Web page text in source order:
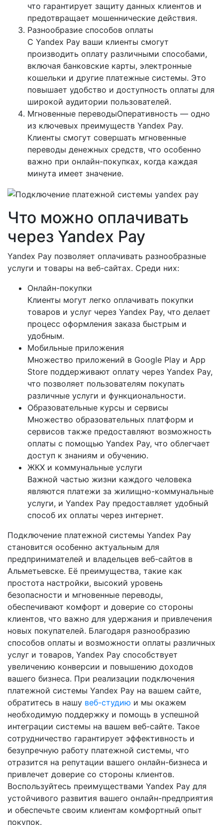
что гарантирует защиту данных клиентов и
предотвращает мошеннические действия.
Разнообразие способов оплаты
С Yandex Pay ваши клиенты смогут
производить оплату различными способами,
включая банковские карты, электронные
кошельки и другие платежные системы. Это
повышает удобство и доступность оплаты для
широкой аудитории пользователей.
Мгновенные переводыОперативность — одно
из ключевых преимуществ Yandex Pay.
Клиенты смогут совершать мгновенные
переводы денежных средств, что особенно
важно при онлайн-покупках, когда каждая
минута имеет значение.
Что можно оплачивать
через Yandex Pay
Yandex Pay позволяет оплачивать разнообразные
услуги и товары на веб-сайтах. Среди них:
Онлайн-покупки
Клиенты могут легко оплачивать покупки
товаров и услуг через Yandex Pay, что делает
процесс оформления заказа быстрым и
удобным.
Мобильные приложения
Множество приложений в Google Play и App
Store поддерживают оплату через Yandex Pay,
что позволяет пользователям покупать
различные услуги и функциональности.
Образовательные курсы и сервисы
Множество образовательных платформ и
сервисов также предоставляют возможность
оплаты с помощью Yandex Pay, что облегчает
доступ к знаниям и обучению.
ЖКХ и коммунальные услуги
Важной частью жизни каждого человека
являются платежи за жилищно-коммунальные
услуги, и Yandex Pay предоставляет удобный
способ их оплаты через интернет.
Подключение платежной системы Yandex Pay
становится особенно актуальным для
предпринимателей и владельцев веб-сайтов в
Альметьевске. Её преимущества, такие как
простота настройки, высокий уровень
безопасности и мгновенные переводы,
обеспечивают комфорт и доверие со стороны
клиентов, что важно для удержания и привлечения
новых покупателей. Благодаря разнообразию
способов оплаты и возможности оплаты различных
услуг и товаров, Yandex Pay способствует
увеличению конверсии и повышению доходов
вашего бизнеса. При реализации подключения
платежной системы Yandex Pay на вашем сайте,
обратитесь в нашу веб-студию и мы окажем
необходимую поддержку и помощь в успешной
интеграции системы на вашем веб-сайте. Такое
сотрудничество гарантирует эффективность и
безупречную работу платежной системы, что
отразится на репутации вашего онлайн-бизнеса и
привлечет доверие со стороны клиентов.
Воспользуйтесь преимуществами Yandex Pay для
устойчивого развития вашего онлайн-предприятия
и обеспечьте своим клиентам комфортный опыт
покупок.